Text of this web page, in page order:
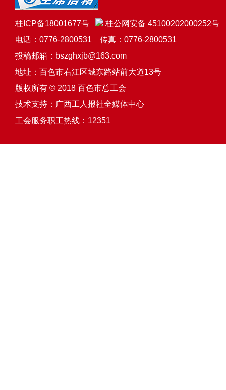
桂ICP备18001677号
桂公网安备 45100202000252号
电话：0776-2800531 传真：0776-2800531
投稿邮箱：bszghxjb@163.com
地址：百色市右江区城东路站前大道13号
版权所有 © 2018 百色市总工会
技术支持： 广西工人报社全媒体中心
工会服务职工热线：12351